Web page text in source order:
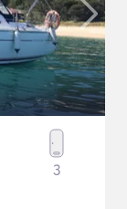
3